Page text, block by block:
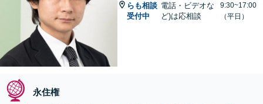
らも相談
受付中
電話・ビデオな
ど)は応相談
9:30~17:00
（平日）
永住権